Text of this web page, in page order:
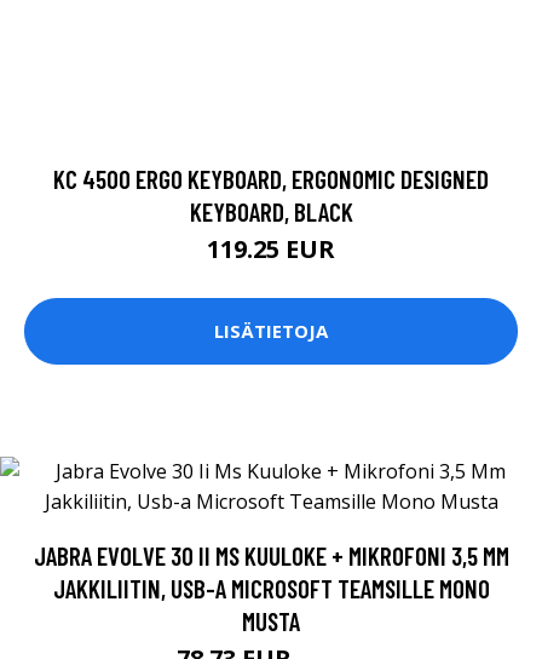
KC 4500 ERGO KEYBOARD, ERGONOMIC DESIGNED
KEYBOARD, BLACK
119.25 EUR
LISÄTIETOJA
JABRA EVOLVE 30 II MS KUULOKE + MIKROFONI 3,5 MM
JAKKILIITIN, USB-A MICROSOFT TEAMSILLE MONO
MUSTA